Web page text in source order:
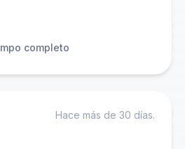
completo
Hace más de 30 días.